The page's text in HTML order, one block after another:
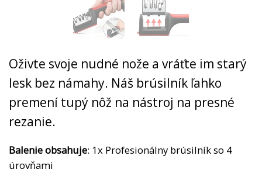
Oživte svoje nudné nože a vráťte im starý
lesk bez námahy. Náš brúsilník ľahko
premení tupý nôž na nástroj na presné
rezanie.
Balenie obsahuje: 1x Profesionálny brúsilník so 4
úrovňami